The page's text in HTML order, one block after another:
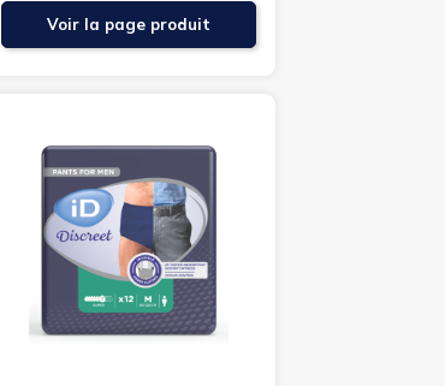
(3 avis)
Voir la page produit